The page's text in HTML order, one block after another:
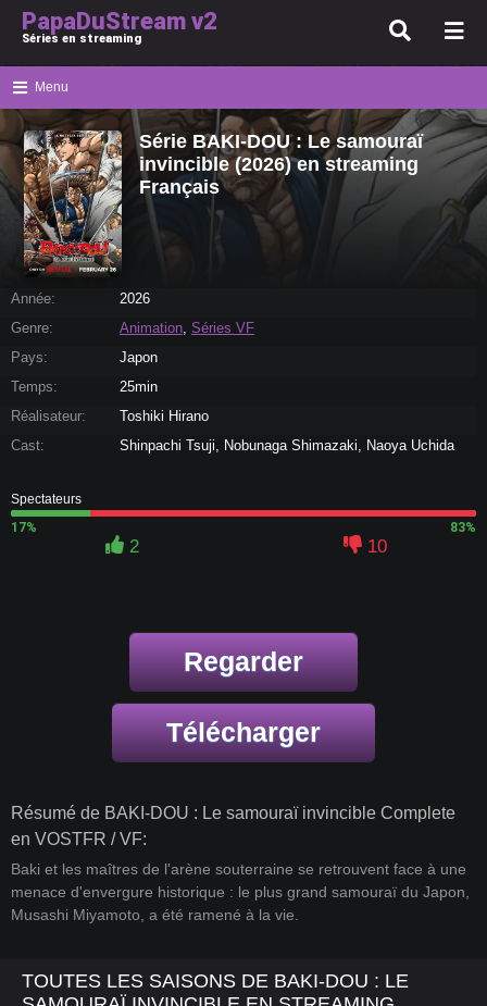
PapaDuStream v2
Séries en streaming
Menu
Série BAKI-DOU : Le samouraï
invincible (2026) en streaming
Français
Année:
2026
Genre:
Animation, Séries VF
Pays:
Japon
Temps:
25min
Réalisateur:
Toshiki Hirano
Cast:
Shinpachi Tsuji, Nobunaga Shimazaki, Naoya Uchida
Spectateurs
17%
83%
2 10
Regarder
Télécharger
Résumé de BAKI-DOU : Le samouraï invincible Complete
en VOSTFR / VF:
Baki et les maîtres de l'arène souterraine se retrouvent face à une
menace d'envergure historique : le plus grand samouraï du Japon,
Musashi Miyamoto, a été ramené à la vie.
TOUTES LES SAISONS DE BAKI-DOU : LE